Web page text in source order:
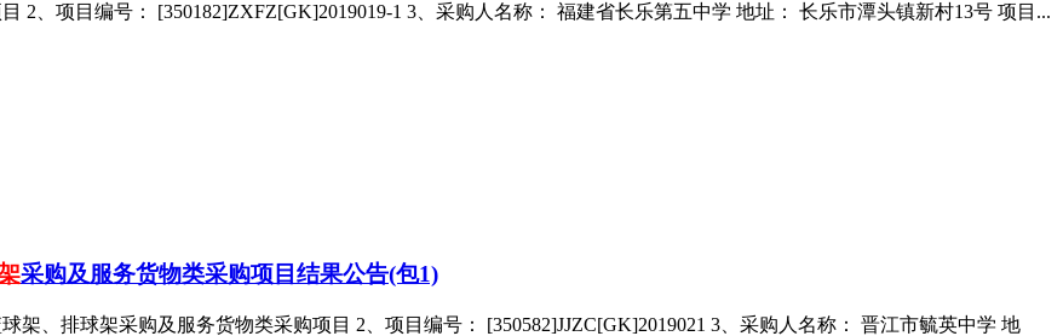
2、项目编号： [350182]ZXFZ[GK]2019019-1 3、采购人名称： 福建省长乐第五中学 地址： 长乐市潭头镇新村13号 项目...
采购及服务货物类采购项目结果公告(包1)
、排球架采购及服务货物类采购项目 2、项目编号： [350582]JJZC[GK]2019021 3、采购人名称： 晋江市毓英中学 地